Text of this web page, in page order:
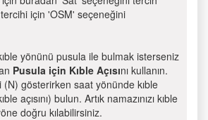
için 'OSM' seçeneğini
yönünü pusula ile bulmak isterseniz
Pusula için Kıble Açısını kullanın.
gösterirken saat yönünde kıble
açısını) bulun. Artık namazınızı kıble
doğru kılabilirsiniz.